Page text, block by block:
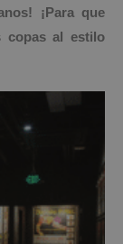
¡Para que
al estilo